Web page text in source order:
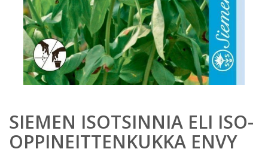
SIEMEN ISOTSINNIA ELI ISO-
OPPINEITTENKUKKA ENVY